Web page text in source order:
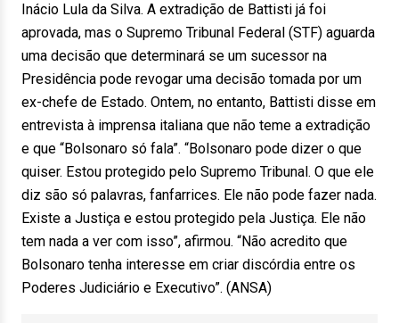
Inácio Lula da Silva. A extradição de Battisti já foi
aprovada, mas o Supremo Tribunal Federal (STF) aguarda
uma decisão que determinará se um sucessor na
Presidência pode revogar uma decisão tomada por um
ex-chefe de Estado. Ontem, no entanto, Battisti disse em
entrevista à imprensa italiana que não teme a extradição
e que “Bolsonaro só fala”. “Bolsonaro pode dizer o que
quiser. Estou protegido pelo Supremo Tribunal. O que ele
diz são só palavras, fanfarrices. Ele não pode fazer nada.
Existe a Justiça e estou protegido pela Justiça. Ele não
tem nada a ver com isso”, afirmou. “Não acredito que
Bolsonaro tenha interesse em criar discórdia entre os
Poderes Judiciário e Executivo”. (ANSA)